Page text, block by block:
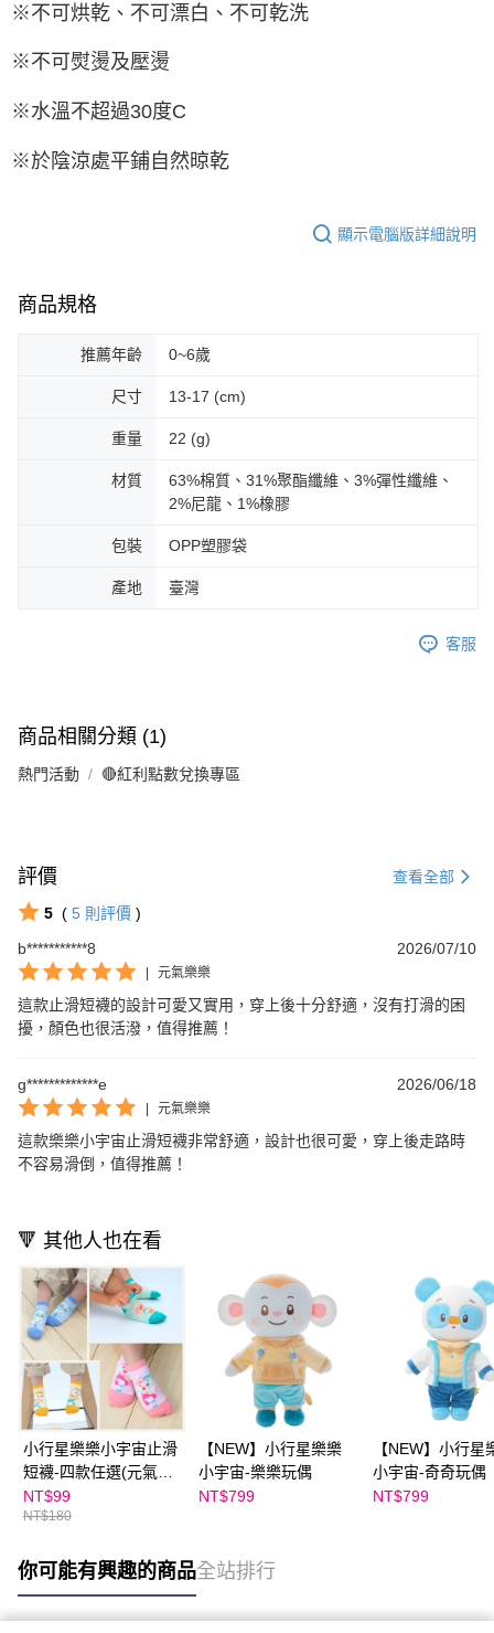
※不可烘乾、不可漂白、不可乾洗
※不可熨燙及壓燙
※水溫不超過30度C
※於陰涼處平鋪自然晾乾
顯示電腦版詳細說明
商品規格
推薦年齡 0~6歲
尺寸 13-17 (cm)
重量 22 (g)
材質
63%棉質、31%聚酯纖維、3%彈性纖維、
2%尼龍、1%橡膠
包裝 OPP塑膠袋
產地 臺灣
客服
商品相關分類 (1)
熱門活動 🔴紅利點數兌換專區
評價 查看全部
5 ( 5 則評價 )
b***********8
2026/07/10
元氣樂樂
這款止滑短襪的設計可愛又實用，穿上後十分舒適，沒有打滑的困
擾，顏色也很活潑，值得推薦！
g*************e 2026/06/18
元氣樂樂
這款樂樂小宇宙止滑短襪非常舒適，設計也很可愛，穿上後走路時
不容易滑倒，值得推薦！
🔻 其他人也在看
小行星樂樂小宇宙止滑
短襪-四款任選(元氣樂
樂款/活力心心款/機智
奇奇款/開朗康康款)👉
NT$99
NT$180
【NEW】小行星樂樂
小宇宙-樂樂玩偶
NT$799
【NEW】小行星
小宇宙-奇奇玩偶
NT$799
你可能有興趣的商品全站排行